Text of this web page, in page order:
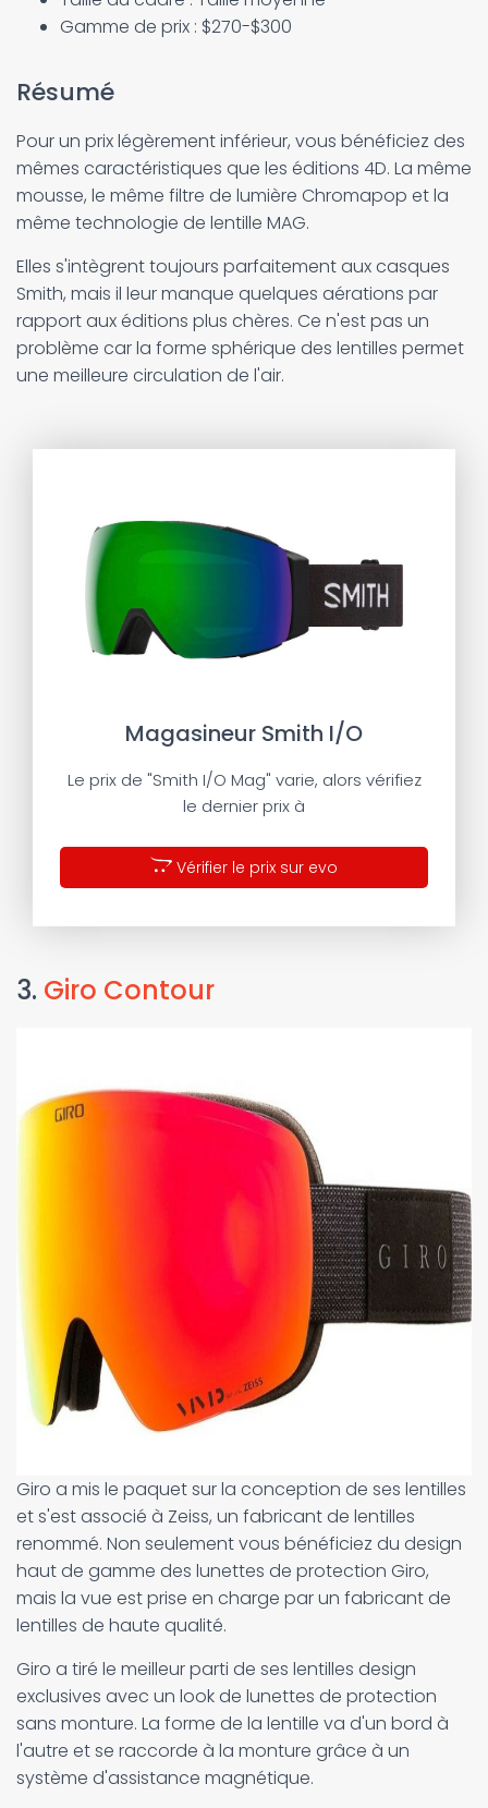
Gamme de prix : $270-$300
Résumé
Pour un prix légèrement inférieur, vous bénéficiez des
mêmes caractéristiques que les éditions 4D. La même
mousse, le même filtre de lumière Chromapop et la
même technologie de lentille MAG.
Elles s'intègrent toujours parfaitement aux casques
Smith, mais il leur manque quelques aérations par
rapport aux éditions plus chères. Ce n'est pas un
problème car la forme sphérique des lentilles permet
une meilleure circulation de l'air.
Magasineur Smith I/O
Le prix de "Smith I/O Mag" varie, alors vérifiez
le dernier prix à
Vérifier le prix sur evo
3. Giro Contour
Giro a mis le paquet sur la conception de ses lentilles
et s'est associé à Zeiss, un fabricant de lentilles
renommé. Non seulement vous bénéficiez du design
haut de gamme des lunettes de protection Giro,
mais la vue est prise en charge par un fabricant de
lentilles de haute qualité.
Giro a tiré le meilleur parti de ses lentilles design
exclusives avec un look de lunettes de protection
sans monture. La forme de la lentille va d'un bord à
l'autre et se raccorde à la monture grâce à un
système d'assistance magnétique.